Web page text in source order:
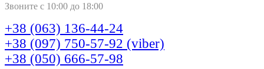
Звоните с 10:00 до 18:00
+38 (063) 136-44-24
+38 (097) 750-57-92 (viber)
+38 (050) 666-57-98